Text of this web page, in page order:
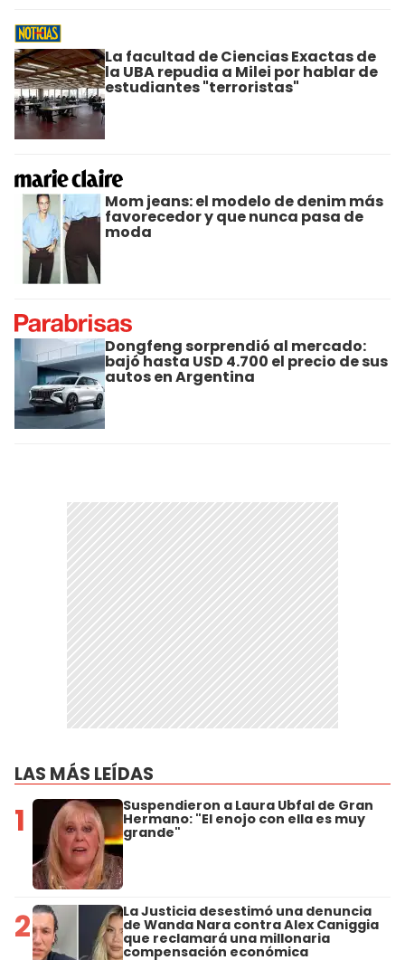
La facultad de Ciencias Exactas de
la UBA repudia a Milei por hablar de
estudiantes "terroristas"
Mom jeans: el modelo de denim más
favorecedor y que nunca pasa de
moda
Dongfeng sorprendió al mercado:
bajó hasta USD 4.700 el precio de sus
autos en Argentina
LAS MÁS LEÍDAS
1 Suspendieron a Laura Ubfal de Gran
Hermano: "El enojo con ella es muy
grande"
2 La Justicia desestimó una denuncia
de Wanda Nara contra Alex Caniggia
que reclamará una millonaria
compensación económica